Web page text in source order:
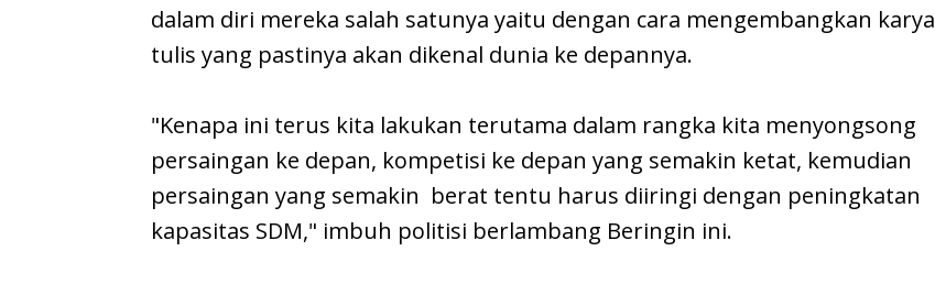
dalam diri mereka salah satunya yaitu dengan cara mengembangkan karya
tulis yang pastinya akan dikenal dunia ke depannya.
"Kenapa ini terus kita lakukan terutama dalam rangka kita menyongsong
persaingan ke depan, kompetisi ke depan yang semakin ketat, kemudian
persaingan yang semakin berat tentu harus diiringi dengan peningkatan
kapasitas SDM," imbuh politisi berlambang Beringin ini.